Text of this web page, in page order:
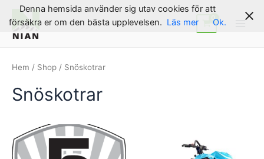
Hoppa
innehåll
Hem / Shop / Snöskotrar
Snöskotrar
Denna hemsida använder sig utav cookies för att
försäkra er om den bästa upplevelsen. Läs mer Ok.